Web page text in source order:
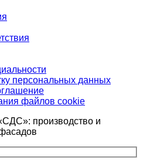
персональных данных
файлов cookie
производство и